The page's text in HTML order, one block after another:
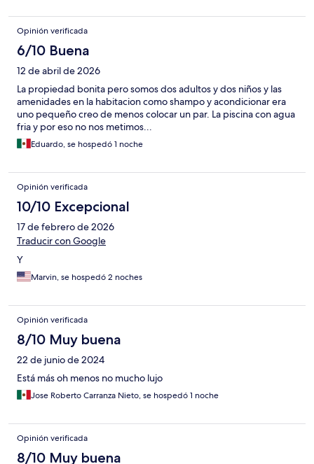
Opinión verificada
6/10 Buena
12 de abril de 2026
La propiedad bonita pero somos dos adultos y dos niños y las
amenidades en la habitacion como shampo y acondicionar era
uno pequeño creo de menos colocar un par. La piscina con agua
fria y por eso no nos metimos...
Eduardo, se hospedó 1 noche
Opinión verificada
10/10 Excepcional
17 de febrero de 2026
Traducir con Google
Y
Marvin, se hospedó 2 noches
Opinión verificada
8/10 Muy buena
22 de junio de 2024
Está más oh menos no mucho lujo
Jose Roberto Carranza Nieto, se hospedó 1 noche
Opinión verificada
8/10 Muy buena